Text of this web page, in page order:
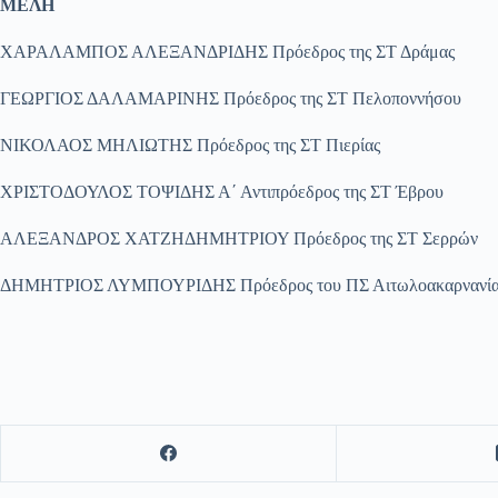
Μ ΕΛΗ
ΧΑΡΑΛΑΜΠΟΣ ΑΛΕΞΑΝΔΡΙΔΗΣ Πρόεδρος της ΣΤ Δράμας
ΓΕΩΡΓΙΟΣ ΔΑΛΑΜΑΡΙΝΗΣ Πρόεδρος της ΣΤ Πελοποννήσου
ΝΙΚΟΛΑΟΣ ΜΗΛΙΩΤΗΣ Πρόεδρος της ΣΤ Πιερίας
ΧΡΙΣΤΟΔΟΥΛΟΣ ΤΟΨΙΔΗΣ Α΄ Αντιπρόεδρος της ΣΤ Έβρου
ΑΛΕΞΑΝΔΡΟΣ ΧΑΤΖΗΔΗΜΗΤΡΙΟΥ Πρόεδρος της ΣΤ Σερρών
ΔΗΜΗΤΡΙΟΣ ΛΥΜΠΟΥΡΙΔΗΣ Πρόεδρος του ΠΣ